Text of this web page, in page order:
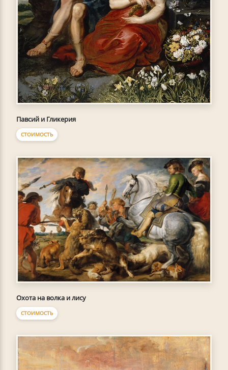
Павсий и Гликерия
СТОИМОСТЬ
Охота на волка и лису
СТОИМОСТЬ